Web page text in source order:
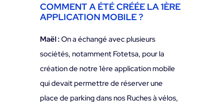
COMMENT A ÉTÉ CRÉÉE LA 1ÈRE
APPLICATION MOBILE ?
Maël : On a échangé avec plusieurs
sociétés, notamment Fotetsa, pour la
création de notre 1ère application mobile
qui devait permettre de réserver une
place de parking dans nos Ruches à vélos,